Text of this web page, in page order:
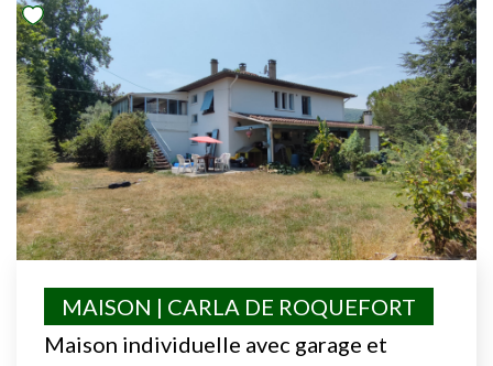
Maison individuelle avec garage et
MAISON | CARLA DE ROQUEFORT